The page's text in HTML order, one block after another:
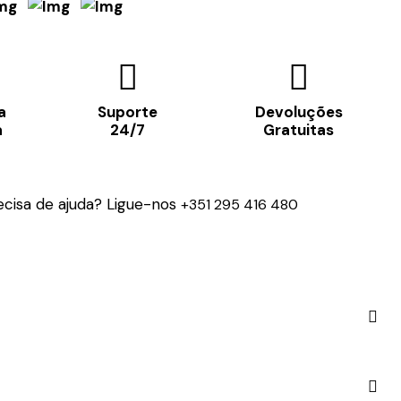
Suporte
24/7
Devoluções
Gratuitas
de ajuda? Ligue-nos+351 295 416 480